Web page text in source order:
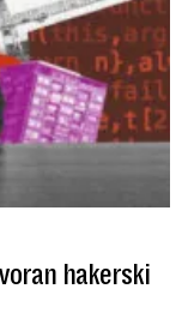
hakerski